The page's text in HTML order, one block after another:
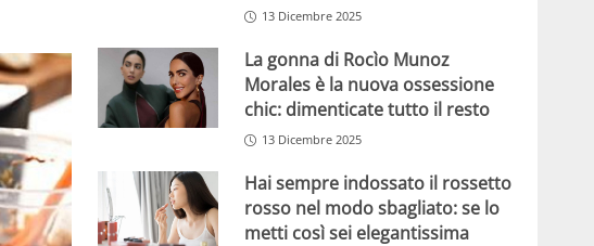
13 Dicembre 2025
La gonna di Rocìo Munoz
Morales è la nuova ossessione
chic: dimenticate tutto il resto
13 Dicembre 2025
Hai sempre indossato il rossetto
rosso nel modo sbagliato: se lo
metti così sei elegantissima